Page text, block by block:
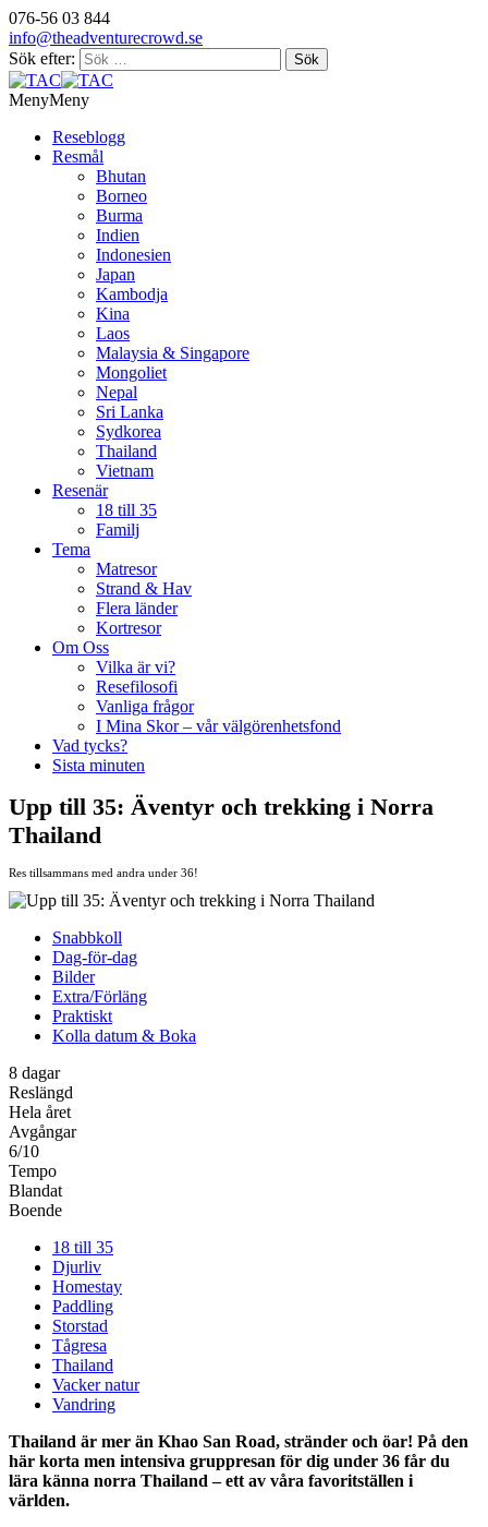
076-56 03 844
info@theadventurecrowd.se
Sök efter:
MenyMeny
Reseblogg
Resmål
Bhutan
Borneo
Burma
Indien
Indonesien
Japan
Kambodja
Kina
Laos
Malaysia & Singapore
Mongoliet
Nepal
Sri Lanka
Sydkorea
Thailand
Vietnam
Resenär
18 till 35
Familj
Tema
Matresor
Strand & Hav
Flera länder
Kortresor
Om Oss
Vilka är vi?
Resefilosofi
Vanliga frågor
I Mina Skor – vår välgörenhetsfond
Vad tycks?
Sista minuten
Upp till 35: Äventyr och trekking i Norra
Thailand
Res tillsammans med andra under 36!
Snabbkoll
Dag-för-dag
Bilder
Extra/Förläng
Praktiskt
Kolla datum & Boka
8 dagar
Reslängd
Hela året
Avgångar
6/10
Tempo
Blandat
Boende
18 till 35
Djurliv
Homestay
Paddling
Storstad
Tågresa
Thailand
Vacker natur
Vandring
Thailand är mer än Khao San Road, stränder och öar! På den
här korta men intensiva gruppresan för dig under 36 får du
lära känna norra Thailand – ett av våra favoritställen i
världen.